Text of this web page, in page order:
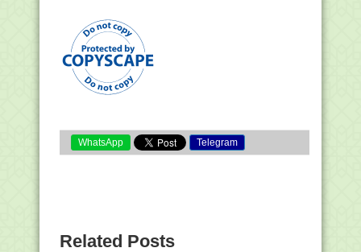
WhatsApp Telegram
Related Posts